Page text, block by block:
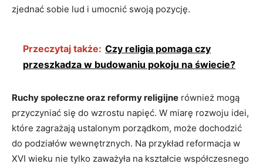
zjednać sobie lud i umocnić swoją pozycję.
Przeczytaj także: Czy religia pomaga czy
przeszkadza w budowaniu pokoju na świecie?
Ruchy społeczne oraz reformy religijne również mogą
przyczyniać się do wzrostu napięć. W miarę rozwoju idei,
które zagrażają ustalonym porządkom, może dochodzić
do podziałów wewnętrznych. Na przykład reformacja w
XVI wieku nie tylko zaważyła na kształcie współczesnego